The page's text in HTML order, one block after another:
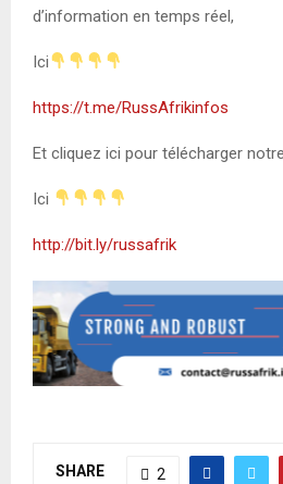
d’information en temps réel,
Ici
https://t.me/RussAfrikinfos
Et cliquez ici pour télécharger
Ici
http://bit.ly/russafrik
SHARE 2